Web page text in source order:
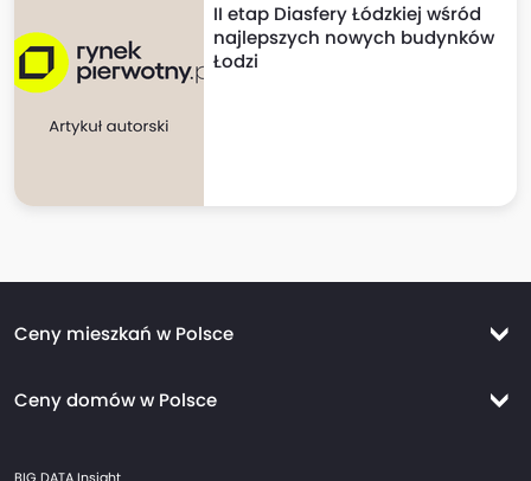
II etap Diasfery Łódzkiej wśród
najlepszych nowych budynków
Łodzi
Ceny mieszkań w Polsce
Ceny mieszkań Kraków
Ceny domów w Polsce